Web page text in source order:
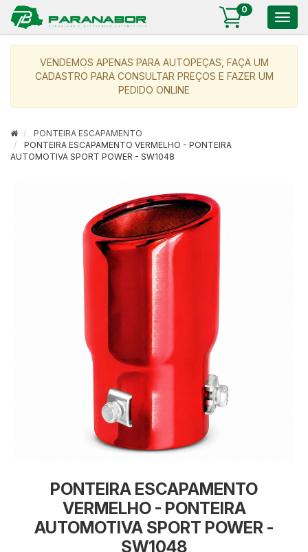
0
VENDEMOS APENAS PARA AUTOPEÇAS, FAÇA UM
CADASTRO PARA CONSULTAR PREÇOS E FAZER UM
PEDIDO ONLINE
PONTEIRA ESCAPAMENTO
PONTEIRA ESCAPAMENTO VERMELHO - PONTEIRA
AUTOMOTIVA SPORT POWER - SW1048
PONTEIRA ESCAPAMENTO
VERMELHO - PONTEIRA
AUTOMOTIVA SPORT POWER -
SW1048